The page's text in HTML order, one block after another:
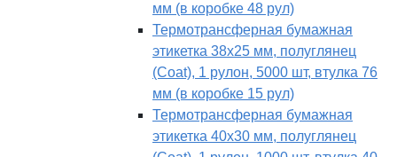
мм (в коробке 48 рул)
Термотрансферная бумажная
этикетка 38х25 мм, полуглянец
(Coat), 1 рулон, 5000 шт, втулка 76
мм (в коробке 15 рул)
Термотрансферная бумажная
этикетка 40х30 мм, полуглянец